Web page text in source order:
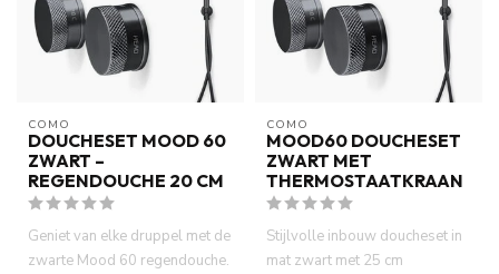
COMO
DOUCHESET MOOD 60
ZWART –
REGENDOUCHE 20 CM
Geniet van elke druppel met de
zwarte Mood 60 regendouche.
COMO
MOOD60 DOUCHESET
ZWART MET
THERMOSTAATKRAAN
Stijlvolle inbouw doucheset in
mat zwart met 25 cm